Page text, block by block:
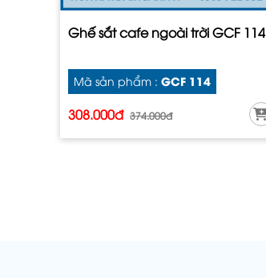
Ghế sắt cafe ngoài trời GCF 114
Mã sản phẩm : GCF 114
308.000đ 374.000đ